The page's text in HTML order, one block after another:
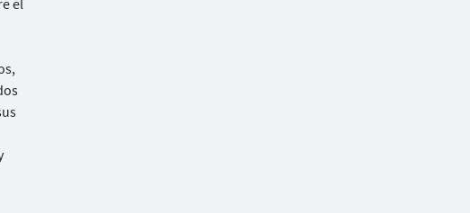
el